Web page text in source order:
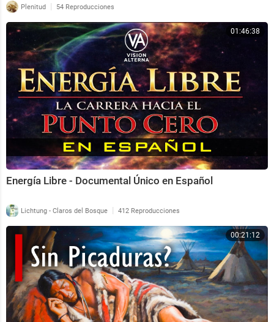
Plenitud | 54 Reproducciones
01:46:38
Energía Libre - Documental Único en Español
Lichtung - Claros del Bosque | 412 Reproducciones
00:21:12